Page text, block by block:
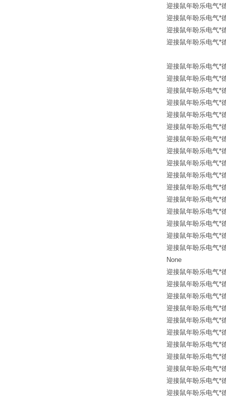
迎接鼠年盼乐电气*
迎接鼠年盼乐电气
迎接鼠年盼乐电
迎接鼠
迎接鼠年盼乐电气*
迎接鼠年盼乐电气*
迎接鼠年盼乐电气*
迎接鼠年盼乐电气
迎接鼠年盼乐电气*
迎接鼠年盼乐电气*
迎接鼠年盼乐电气*
迎接鼠年盼乐电气*
迎接鼠年盼乐电气*
迎接鼠年盼乐电气*
迎接鼠年盼乐电气*
迎接鼠年盼乐电气*
迎接鼠年盼乐电气*
迎接鼠年盼乐电气*
迎接鼠年盼乐电气*
迎接鼠年盼乐电气*
None
迎接鼠年盼乐电气*
迎接鼠年盼乐
迎接鼠年盼乐电气*
迎接鼠年盼乐电气*
迎接鼠年盼乐电气*
迎接鼠年盼乐电气*
迎接鼠年盼乐电气*
迎接鼠年盼乐电气*
迎接鼠年盼乐电气*
迎接鼠年盼乐电气*
迎接鼠年盼乐电气*